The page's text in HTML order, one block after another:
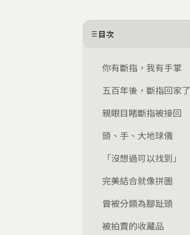
目次
你有斷指，我有手掌
五百年後，斷指回家了
親眼目睹斷指被接回
頭、手、大地球儀
「沒想過可以找到」
完美結合就像拼圖
曾被分類為腳趾頭
被拍賣的收藏品